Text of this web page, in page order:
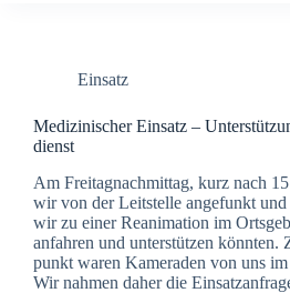
Einsatz
Medi­zi­ni­scher Ein­satz –
dienst
Am Frei­tag­nach­mit­tag, kurz nach
wir von der Leit­stel­le ange­funkt und
wir zu einer Reani­ma­ti­on im
anfah­ren und unter­stüt­zen könn­ten.
punkt waren Kame­ra­den von uns im
Wir nah­men daher die